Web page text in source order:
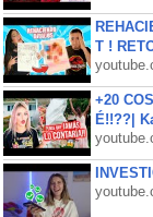
T !
+20
É!!??|